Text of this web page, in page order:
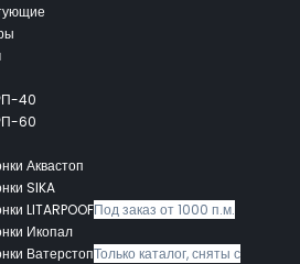
40
60
Аквастоп
SIKA
LITARPOOFПод заказ от 1000 п.м.
Икопал
ВатерстопТолько каталог, сняты с